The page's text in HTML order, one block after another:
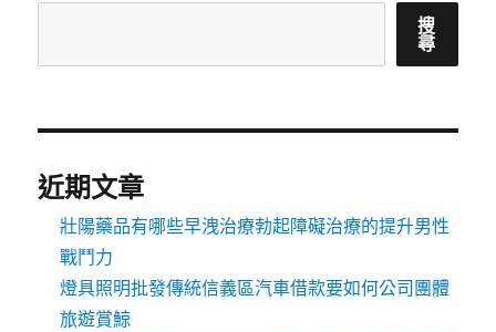
搜
尋
近期文章
壯陽藥品有哪些早洩治療勃起障礙治療的提升男性
戰鬥力
燈具照明批發傳統信義區汽車借款要如何公司團體
旅遊賞鯨